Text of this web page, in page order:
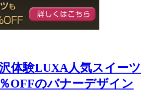
体験LUXA人気スイーツ
OFFのバナーデザイン